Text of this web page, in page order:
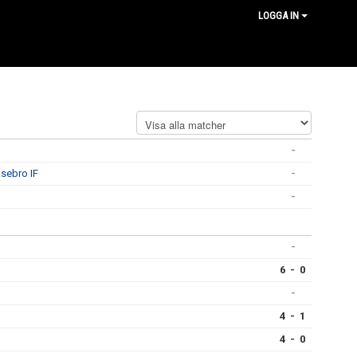
LOGGA IN
-
IF
-
-
-
6 - 0
-
4 - 1
4 - 0